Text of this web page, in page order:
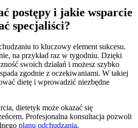
postępy i jakie wsparcie
specjaliści?
to kluczowy element sukcesu.
na przykład raz w tygodniu. Dzięki
swoich działań i możesz szybko
zgodnie z oczekiwaniami. W takiej
dietę i wprowadzić niezbędne
dietetyk może okazać się
Profesjonalna konsultacja pozwoli
planu odchudzania,